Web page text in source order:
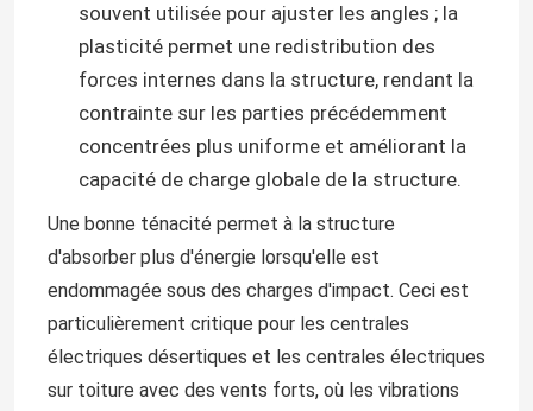
souvent utilisée pour ajuster les angles ; la
plasticité permet une redistribution des
forces internes dans la structure, rendant la
contrainte sur les parties précédemment
concentrées plus uniforme et améliorant la
capacité de charge globale de la structure.
Une bonne ténacité permet à la structure
d'absorber plus d'énergie lorsqu'elle est
endommagée sous des charges d'impact. Ceci est
particulièrement critique pour les centrales
électriques désertiques et les centrales électriques
sur toiture avec des vents forts, où les vibrations